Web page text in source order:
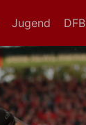
Jugend DFB